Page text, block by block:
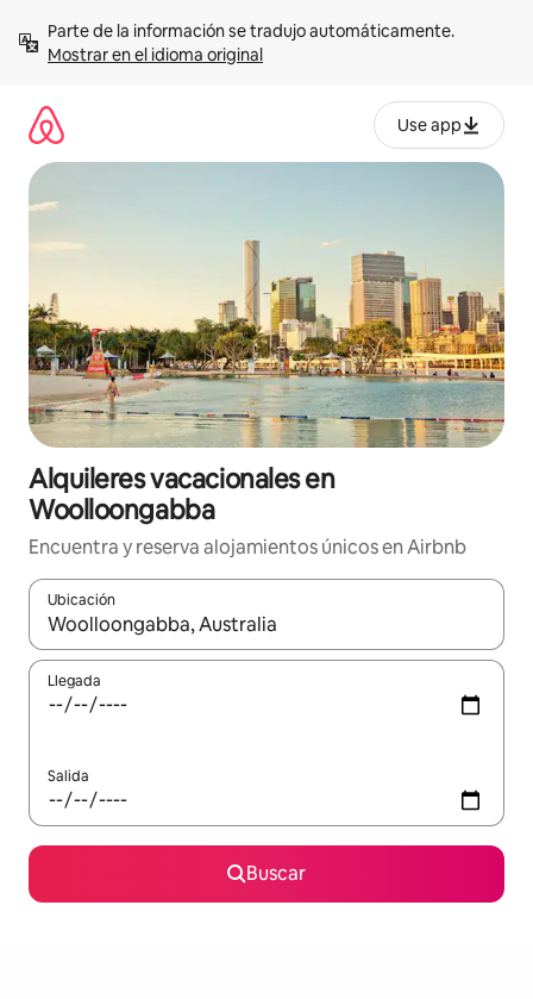
contenidoMostrar en el idioma original
Use app
Alquileres vacacionales en
Woolloongabba
Encuentra y reserva alojamientos únicos en Airbnb
Ubicación
Cuando los resultados estén disponibles, navega con las
Llegada
Salida
Buscar